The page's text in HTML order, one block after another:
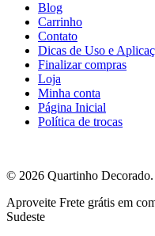
Blog
Carrinho
Contato
Dicas de Uso e
Finalizar compras
Loja
Minha conta
Página Inicial
Política de trocas
© 2026 Quartinho Decorado.
Close
Menu
Aproveite Frete grátis em
Sudeste